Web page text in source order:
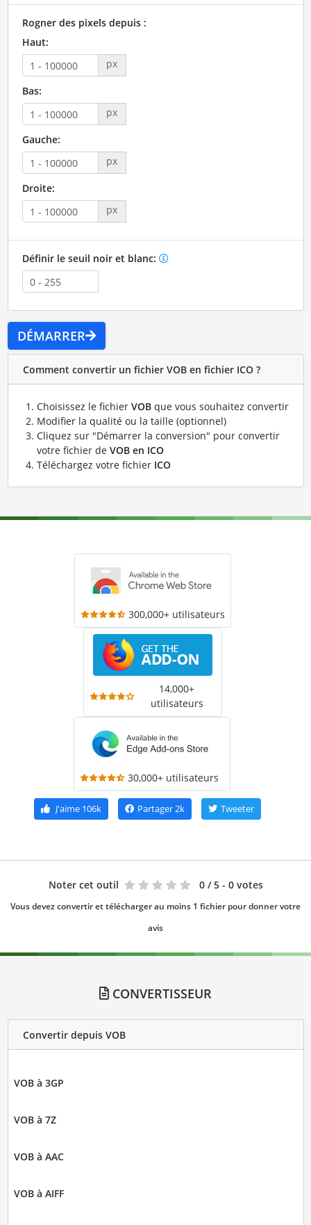
Rogner des pixels depuis :
Haut:
px
Bas:
px
Gauche:
px
Droite:
px
Définir le seuil noir et blanc:
DÉMARRER
Comment convertir un fichier VOB en fichier ICO ?
Choisissez le fichier VOBque vous souhaitez convertir
Modifier la qualité ou la taille (optionnel)
Cliquez sur "Démarrer la conversion" pour convertir
votre fichier de VOB en ICO
Téléchargez votre fichier ICO
300,000+ utilisateurs
14,000+
utilisateurs
30,000+ utilisateurs
J'aime106k Partager2k Tweeter
Noter cet outil 0 / 5 - 0 votes
Vous devez convertir et télécharger au moins 1 fichier pour donner votre
avis
CONVERTISSEUR
Convertir depuis VOB
VOB à 3GP
VOB à 7Z
VOB à AAC
VOB à AIFF